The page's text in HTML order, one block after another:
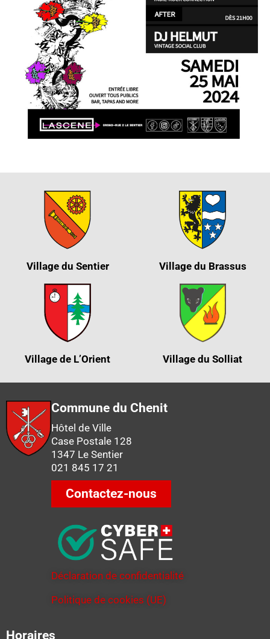
Village du Sentier Village du Brassus
Village de L’Orient Village du Solliat
Commune du Chenit
Hôtel de Ville
Case Postale 128
1347 Le Sentier
021 845 17 21
Contactez-nous
Déclaration de confidentialité
Politique de cookies (UE)
Horaires